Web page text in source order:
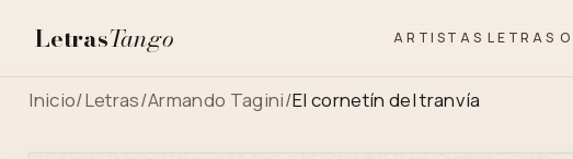
LetrasTango ARTISTAS LETRAS
Inicio/Letras/Armando Tagini/El cornetín del tranvía